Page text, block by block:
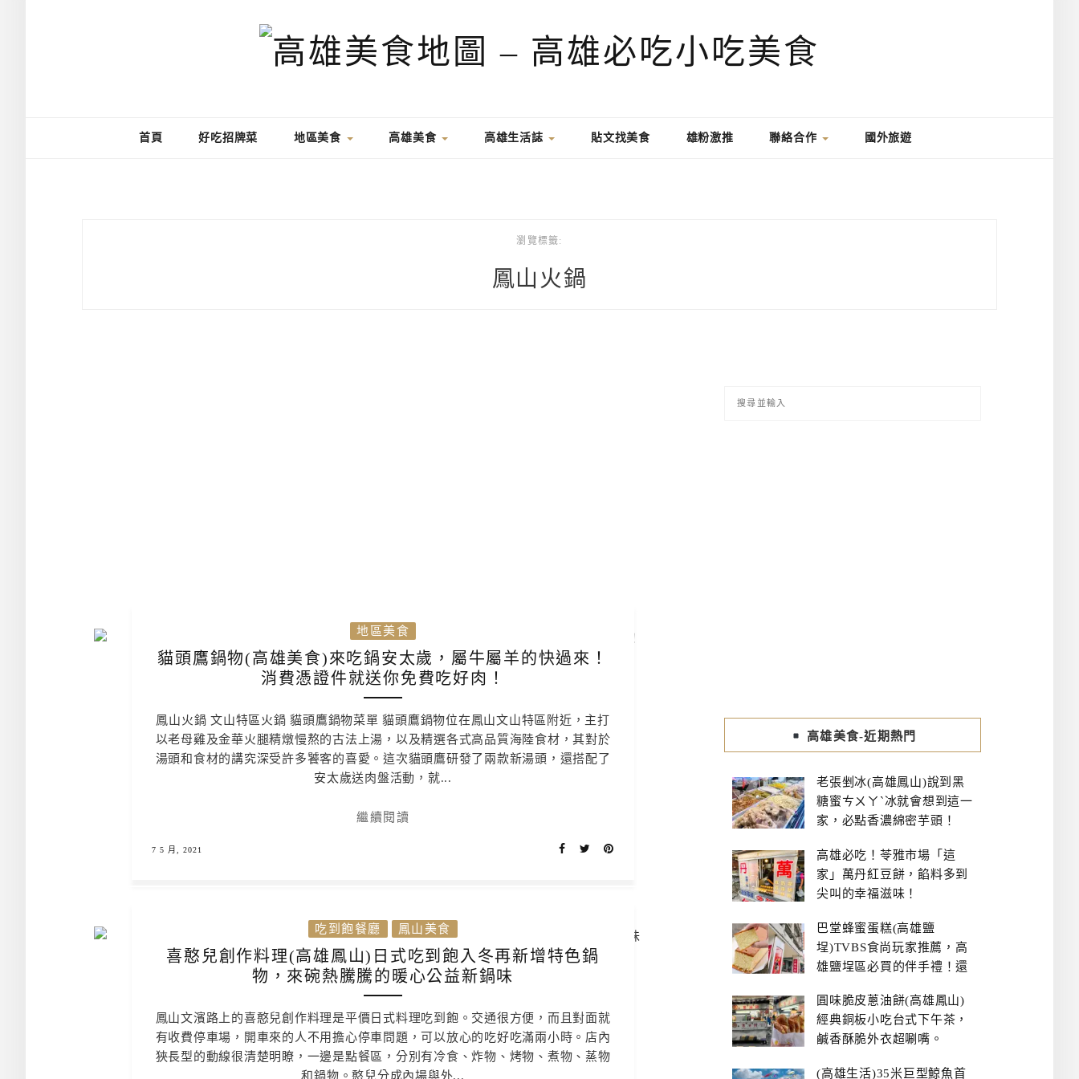
首頁 好吃招牌菜 地區美食 高雄美食 高雄生活誌 貼文找美食 雄粉激推 聯絡合作 國外旅遊
瀏覽標籤:
鳳山火鍋
地區美食
貓頭鷹鍋物(高雄美食)來吃鍋安太歲，屬牛屬羊的快過來！
消費憑證件就送你免費吃好肉！
鳳山火鍋 文山特區火鍋 貓頭鷹鍋物菜單 貓頭鷹鍋物位在鳳山文山特區附近，主打
以老母雞及金華火腿精燉慢熬的古法上湯，以及精選各式高品質海陸食材，其對於
湯頭和食材的講究深受許多饕客的喜愛。這次貓頭鷹研發了兩款新湯頭，還搭配了
安太歲送肉盤活動，就...
繼續閱讀
7 5 月, 2021
吃到飽餐廳 鳳山美食
喜憨兒創作料理(高雄鳳山)日式吃到飽入冬再新增特色鍋
物，來碗熱騰騰的暖心公益新鍋味
鳳山文濱路上的喜憨兒創作料理是平價日式料理吃到飽。交通很方便，而且對面就
有收費停車場，開車來的人不用擔心停車問題，可以放心的吃好吃滿兩小時。店內
狹長型的動線很清楚明瞭，一邊是點餐區，分別有冷食、炸物、烤物、煮物、蒸物
和鍋物。憨兒分成內場與外...
高雄美食-近期熱門
老張剉冰(高雄鳳山)說到黑
糖蜜ㄘㄨㄚˋ冰就會想到這一
家，必點香濃綿密芋頭！
高雄必吃！苓雅市場「這
家」萬丹紅豆餅，餡料多到
尖叫的幸福滋味！
巴堂蜂蜜蛋糕(高雄鹽
埕)TVBS食尚玩家推薦，高
雄鹽埕區必買的伴手禮！還
圓味脆皮蔥油餅(高雄鳳山)
經典銅板小吃台式下午茶，
鹹香酥脆外衣超唰嘴。
(高雄生活)35米巨型鯨魚首